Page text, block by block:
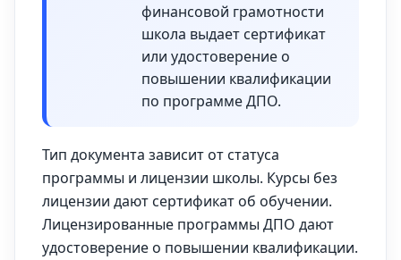
финансовой грамотности
школа выдает сертификат
или удостоверение о
повышении квалификации
по программе ДПО.
Тип документа зависит от статуса
программы и лицензии школы. Курсы без
лицензии дают сертификат об обучении.
Лицензированные программы ДПО дают
удостоверение о повышении квалификации.